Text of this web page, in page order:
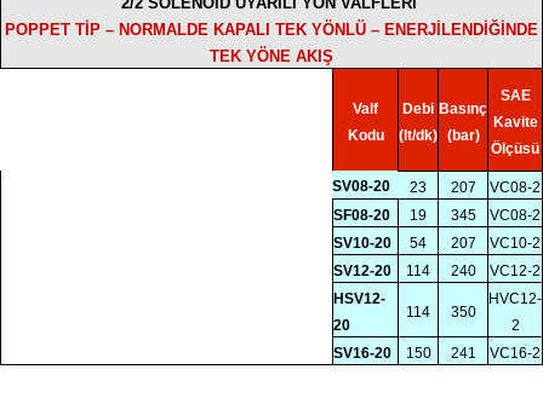
POPPET TİP – NORMALDE KAPALI TEK YÖNLÜ – ENERJİLENDİĞİNDE
TEK YÖNE AKIŞ
Valf
Kodu
Debi
(lt/dk)
Basınç
(bar)
SAE
Kavite
Ölçüsü
SV08-20 23 207
VC08-2
SF08-20
19 345
VC08-2
SV10-20
54 207
VC10-2
SV12-20
114 240
VC12-2
HSV12-
20
114 350
HVC12-
2
SV16-20
150 241 VC16-2